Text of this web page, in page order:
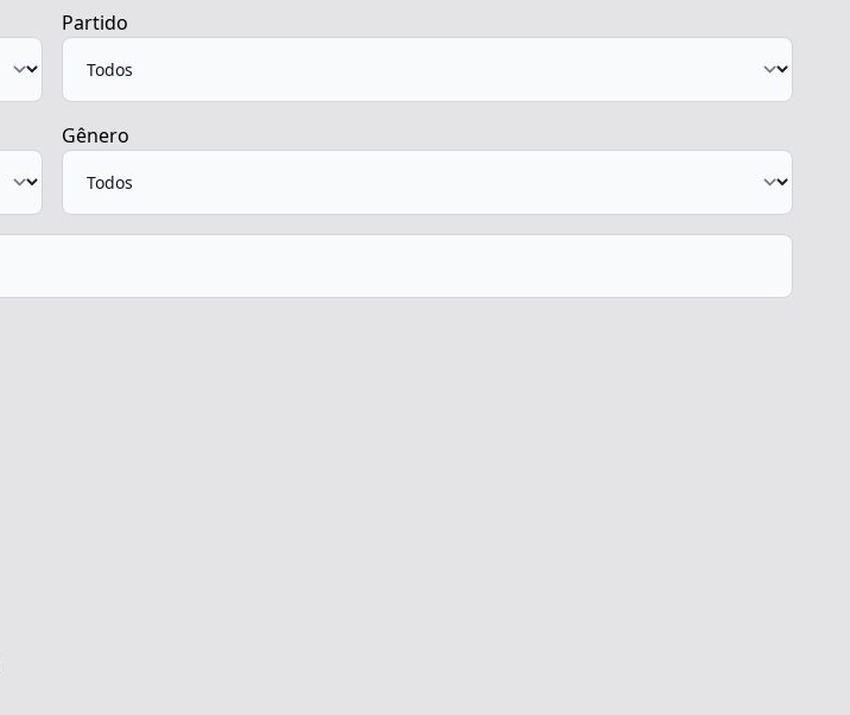
Partido
Gênero